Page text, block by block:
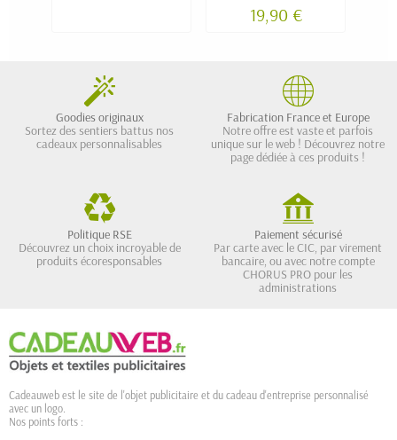
19,90 €
Goodies originaux
Sortez des sentiers battus nos
cadeaux personnalisables
Fabrication France et Europe
Notre offre est vaste et parfois
unique sur le web ! Découvrez notre
page dédiée à ces produits !
Politique RSE
Découvrez un choix incroyable de
produits écoresponsables
Paiement sécurisé
Par carte avec le CIC, par virement
bancaire, ou avec notre compte
CHORUS PRO pour les
administrations
Cadeauweb est le site de l'objet publicitaire et du cadeau d'entreprise personnalisé
avec un logo.
Nos points forts :